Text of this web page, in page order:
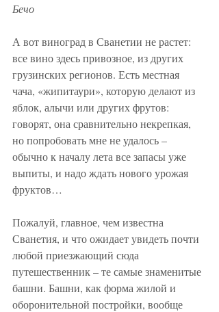
Бечо
А вот виноград в Сванетии не растет:
все вино здесь привозное, из других
грузинских регионов. Есть местная
чача, «жипитаури», которую делают из
яблок, алычи или других фрутов:
говорят, она сравнительно некрепкая,
но попробовать мне не удалось –
обычно к началу лета все запасы уже
выпиты, и надо ждать нового урожая
фруктов…
Пожалуй, главное, чем известна
Сванетия, и что ожидает увидеть почти
любой приезжающий сюда
путешественник – те самые знаменитые
башни. Башни, как форма жилой и
оборонительной постройки, вообще